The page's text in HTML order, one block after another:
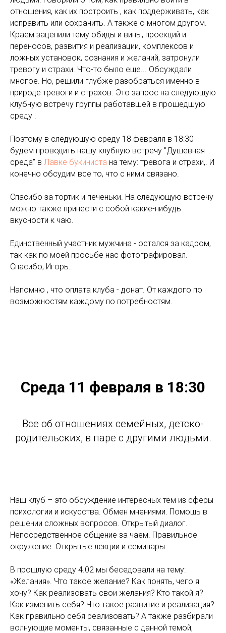
отношения, как их построить , как поддерживать, как
исправить или сохранить. А также о многом другом.
Краем зацепили тему обиды и вины, проекций и
переносов, развития и реализации, комплексов и
ложных установок, сознания и желаний, затронули
тревогу и страхи. Что-то было еще... Обсуждали
многое. Но, решили глубже разобраться именно в
природе тревоги и страхов. Это запрос на следующую
клубную встречу группы работавшей в прошедшую
среду .
Поэтому в следующую среду 18 февраля в 18:30
будем проводить нашу клубную встречу "Душевная
среда" в Лавке букиниста на тему: тревога и страхи,. И
конечно обсудим все то, что с ними связано.
Спасибо за тортик и печеньки. На следующую встречу
можно также принести с собой какие-нибудь
вкусности к чаю.
Единственный участник мужчина - остался за кадром,
так как по моей просьбе нас фотографировал.
Спасибо, Игорь.
Напомню , что оплата клуба - донат. От каждого по
возможностям каждому по потребностям.
Среда 11 февраля в 18:30
Все об отношениях семейных, детско-
родительских, в паре с другими людьми.
Наш клуб – это обсуждение интересных тем из сферы
психологии и искусства. Обмен мнениями. Помощь в
решении сложных вопросов. Открытый диалог.
Непосредственное общение за чаем. Правильное
окружение. Открытые лекции и семинары.
В прошлую среду 4.02 мы беседовали на тему:
«Желания». Что такое желание? Как понять, чего я
хочу? Как реализовать свои желания? Кто такой я?
Как изменить себя? Что такое развитие и реализация?
Как правильно себя реализовать? А также разбирали
волнующие моменты, связанные с данной темой,